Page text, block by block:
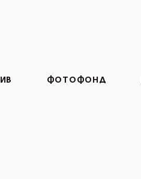
ФОТОФОНД